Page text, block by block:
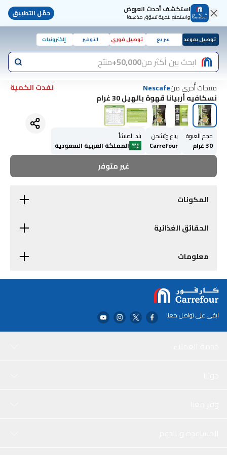
استكشف أحدث العروض
واستمتع بتجربة تسوّق مذهلة! حمّل التطبيق
توصيل بموعد سريع توصيل فوري التوفير إلكترونيات
ابحث بين أكثر من50,000+ منتج
منتجات أُخرى منNescafe
نفدت الكمية
نسكافيه أربيانا قهوة بالهيل 30 غرام
حجم العبوة
30 غرام
يباع ويُشحن
Carrefour
بلد المنشأ
المملكة العربية السعودية
غير متوفر
المكونات
الحقائق الغذائية
معلومات
ابقى على تواصل معنا